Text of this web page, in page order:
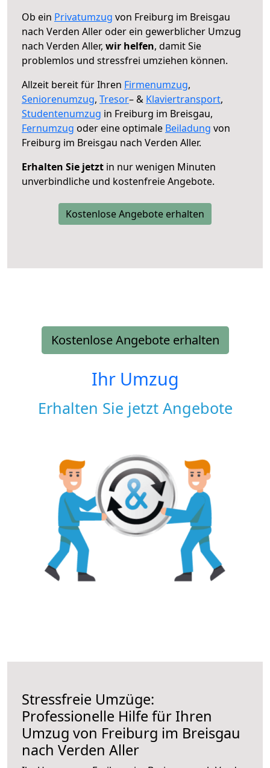
Ob ein Privatumzug von Freiburg im Breisgau
nach Verden Aller oder ein gewerblicher Umzug
nach Verden Aller, wir helfen, damit Sie
problemlos und stressfrei umziehen können.
Allzeit bereit für Ihren Firmenumzug,
Seniorenumzug, Tresor– & Klaviertransport,
Studentenumzug in Freiburg im Breisgau,
Fernumzug oder eine optimale Beiladung von
Freiburg im Breisgau nach Verden Aller.
Erhalten Sie jetzt in nur wenigen Minuten
unverbindliche und kostenfreie Angebote.
Kostenlose Angebote erhalten
Kostenlose Angebote erhalten
Ihr Umzug
Erhalten Sie jetzt Angebote
Stressfreie Umzüge:
Professionelle Hilfe für Ihren
Umzug von Freiburg im Breisgau
nach Verden Aller